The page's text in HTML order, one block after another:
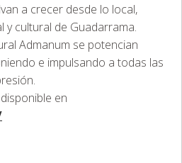
a crecer desde lo local,
y cultural de Guadarrama.
Admanum se potencian
e impulsando a todas las
en